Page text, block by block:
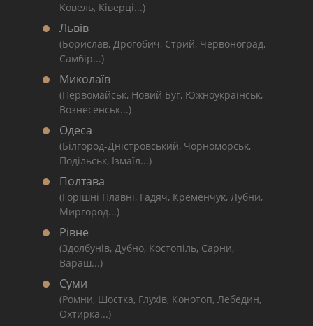
Ковель, Ківерці...)
Львів
(Борислав, Дрогобич, Стрий, Червоноград,
Самбір...)
Миколаїв
(Первомайськ, Новий Буг, Южноукраїнськ,
Вознесенськ...)
Одеса
(Білгород-Дністровський, Чорноморськ,
Подільськ, Ізмаїл...)
Полтава
(Горішні Плавні, Гадяч, Кременчук, Лубни,
Миргород...)
Рівне
(Здолбунів, Дубно, Костопіль, Сарни,
Вараш...)
Суми
(Ромни, Шостка, Глухів, Конотоп, Лебедин,
Охтирка...)